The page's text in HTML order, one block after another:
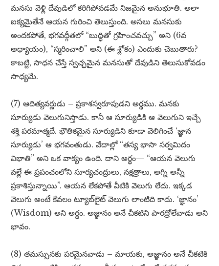
మనసు వెళ్లి దేవుడిలో కరిగిపోవడమే నిజమైన అనుభూతి. అలా
ఐక్యమైతేనే ఆయన గురించి తెలుస్తుంది. అసలు మనసుకు
అందకపోతే, భగవద్గీతలో “బుద్ధితో గ్రహించవచ్చు” అని (6వ
అధ్యాయం), “స్మరించాలి” అని (ఈ శ్లోకం) ఎందుకు చెబుతారు?
కాబట్టి, సాధన చేస్తే స్వచ్ఛమైన మనసుతో దేవుడిని తెలుసుకోవడం
సాధ్యమే.
(7) ఆదిత్యవర్ణుడు – ప్రకాశస్వరూపుడని అర్థము. మనకు
సూర్యుడు వెలుగునిస్తాడు. కానీ ఆ సూర్యుడికి ఆ వెలుగుని ఇచ్చే
శక్తి పరమాత్మదే. భౌతికమైన సూర్యుడిని కూడా వెలిగించే ‘జ్ఞాన
సూర్యుడు’ ఆ భగవంతుడు. వేదాల్లో “తస్య భాసా సర్వమిదం
విభాతి” అని ఒక వాక్యం ఉంది. దాని అర్థం— “ఆయన వెలుగు
వల్లే ఈ ప్రపంచంలోని సూర్యచంద్రులు, నక్షత్రాలు, అగ్ని అన్నీ
ప్రకాశిస్తున్నాయి”. ఆయన లేకపోతే వీటికి వెలుగు లేదు. ఇక్కడ
వెలుగు అంటే కేవలం ట్యూబ్‌లైట్ వెలుగు లాంటిది కాదు. ‘జ్ఞానం’
(Wisdom) అని అర్థం. అజ్ఞానం అనే చీకటిని పారద్రోలేవాడు అని
భావం.
(8) తమస్సునకు పరమైనవాడు – మాయకు, అజ్ఞానం అనే చీకటికి